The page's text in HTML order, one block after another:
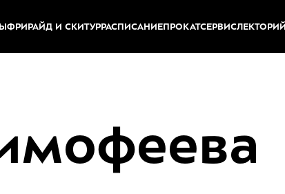
ФРИРАЙД И СКИТУР РАСПИСАНИЕ ПРОКАТСЕРВИСЛЕКТОРИЙ